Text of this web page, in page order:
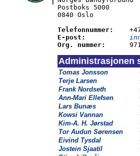
Postboks 5000
0840 Oslo
Telefonnummer:
E-post:
Org. nummer:
Administrasjonen
Tomas Jonsson
Terje Larsen
Frank Nordseth
Ann-Mari Ellefsen
Lars Bunæs
Kowsi Vannan
Kim-A. H. Jørstad
Tor Audun Sørensen
Eivind Tysdal
Jostein Sjaatil